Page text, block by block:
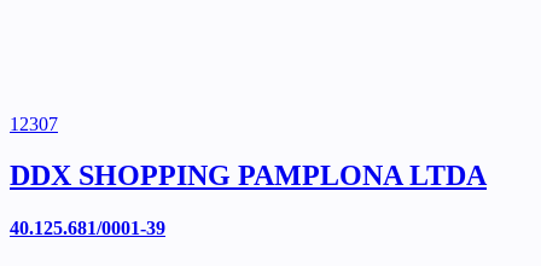
12307
DDX SHOPPING PAMPLONA LTDA
40.125.681/0001-39